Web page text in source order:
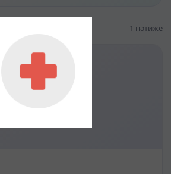
1 нәтиже